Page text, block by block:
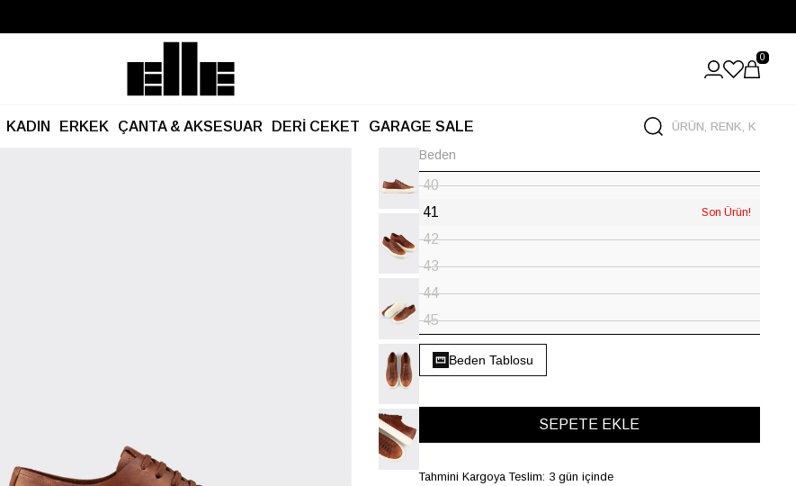
Kargo Ücretsiz!
0
KADIN ERKEK ÇANTA & AKSESUAR DERİ CEKET GARAGE SALE
Beden
40
41
Son Ürün!
42
43
44
45
Beden Tablosu
Tahmini Kargoya Teslim: 3 gün içinde